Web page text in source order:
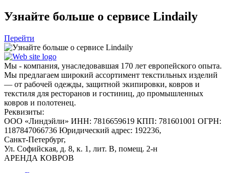
Узнайте больше о сервисе Lindaily
Перейти
Мы - компания, унаследовавшая 170 лет европейского опыта.
Мы предлагаем широкий ассортимент текстильных изделий
— от рабочей одежды, защитной экипировки, ковров и
текстиля для ресторанов и гостиниц, до промышленных
ковров и полотенец.
Реквизиты:
ООО «Линдэйли» ИНН: 7816659619 КПП: 781601001 ОГРН:
1187847066736 Юридический адрес: 192236,
Санкт-Петербург,
Ул. Софийская, д. 8, к. 1, лит. В, помещ. 2-н
АРЕНДА КОВРОВ